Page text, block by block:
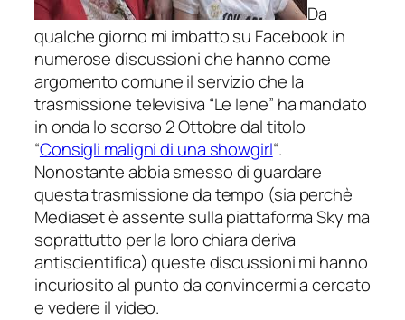
Da
qualche giorno mi imbatto su Facebook in
numerose discussioni che hanno come
argomento comune il servizio che la
trasmissione televisiva “Le Iene” ha mandato
in onda lo scorso 2 Ottobre dal titolo
“Consigli maligni di una showgirl“.
Nonostante abbia smesso di guardare
questa trasmissione da tempo (sia perchè
Mediaset è assente sulla piattaforma Sky ma
soprattutto per la loro chiara deriva
antiscientifica) queste discussioni mi hanno
incuriosito al punto da convincermi a cercato
e vedere il video.